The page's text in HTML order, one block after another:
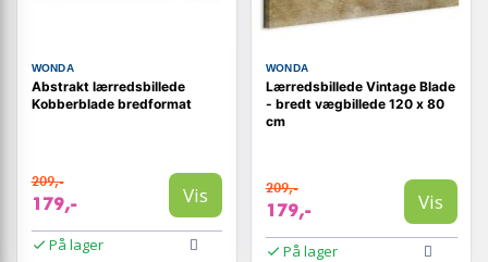
WONDA
Abstrakt lærredsbillede
Kobberblade bredformat
209,-
179,- Vis
På lager
WONDA
Lærredsbillede Vintage Blade
- bredt vægbillede 120 x 80
cm
209,-
179,- Vis
På lager